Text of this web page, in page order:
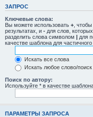
ЗАПРОС
Ключевые слова:
Вы можете использовать + ,
результатах, и - для слов,
разделить слова символом | для
качестве шаблона для частичного
Искать все слова
Искать любое слово/
Поиск по автору:
Используйте * в качестве
ПАРАМЕТРЫ ЗАПРОСА